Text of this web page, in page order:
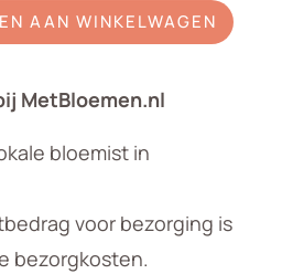
AAN WINKELWAGEN
MetBloemen.nl
bloemist in
voor bezorging is
bezorgkosten.